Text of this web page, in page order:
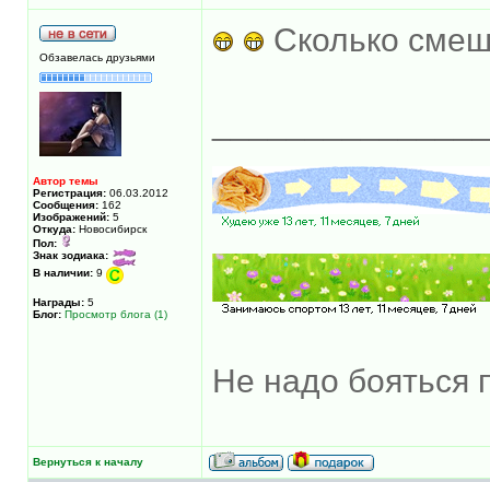
Обзавелась друзьями
Автор темы
Регистрация: 06.03.2012
Сообщения: 162
Изображений: 5
Откуда: Новосибирск
Пол:
Знак зодиака:
В наличии: 9
Награды: 5
Блог: Просмотр блога (1)
Сколько
Не надо бояться
Вернуться к началу